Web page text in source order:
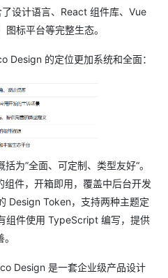
设计语言、React 组件库、Vue
标平台等完整生态。
Design 的定位更加系统和全面：
为”全面、可定制、类型友好“。
件，开箱即用，覆盖中后台开发
Design Token，支持两种主题定
组件使用 TypeScript 编写，提供
Design 是一套企业级产品设计